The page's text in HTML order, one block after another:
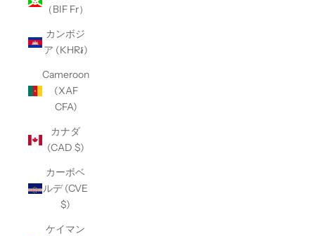
（BIF Fr）
カンボジ
ア (KHR៛)
Cameroon
(XAF
CFA)
カナダ
(CAD $)
カーボベ
ルデ (CVE
$)
ケイマン